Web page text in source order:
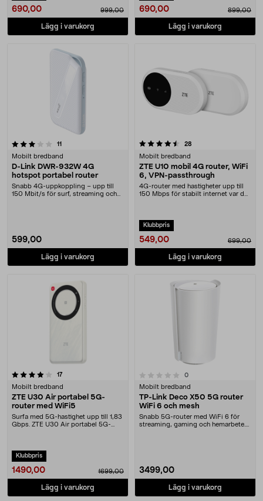
690,00 999,00
Lägg i varukorg
690,00 899,00
Lägg i varukorg
11
Mobilt bredband
D-Link DWR-932W 4G
hotspot portabel router
Snabb 4G-uppkoppling – upp till
150 Mbit/s för surf, streaming och
599,00
Lägg i varukorg
4.5 av 5 stjärnor 28
Mobilt bredband
ZTE U10 mobil 4G router, WiFi
6, VPN-passthrough
4G-router med hastigheter upp till
150 Mbps för stabilt internet var du
Klubbpris
549,00 699,00
Lägg i varukorg
17recensioner
Mobilt bredband
ZTE U30 Air portabel 5G-
router med WiFi5
Surfa med 5G-hastighet upp till 1,83
Gbps. ZTE U30 Air portabel 5G-
Klubbpris
1490,00 1699,00
Lägg i varukorg
0.0 av 5 stjärnor 0recensioner
Mobilt bredband
TP-Link Deco X50 5G router
WiFi 6 och mesh
Snabb 5G-router med WiFi 6 för
streaming, gaming och hemarbete.
3499,00
Lägg i varukorg